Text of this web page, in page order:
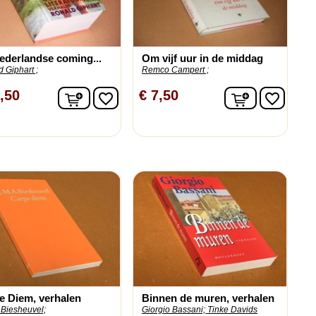
coming...
Giphart ;
In winkelwagen
favorite_border
Om vijf uur in de middag
Remco Campert ;
€ 7,50 Infavorite_border
Diem, verhalen Binnen de muren, verhalen
Giorgio Bassani; Tinke Davids